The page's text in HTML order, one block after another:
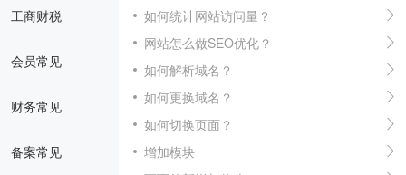
工商财税
会员常见
财务常见
备案常见
如何统计网站访问量？
网站怎么做SEO优化？
如何解析域名？
如何更换域名？
如何切换页面？
增加模块